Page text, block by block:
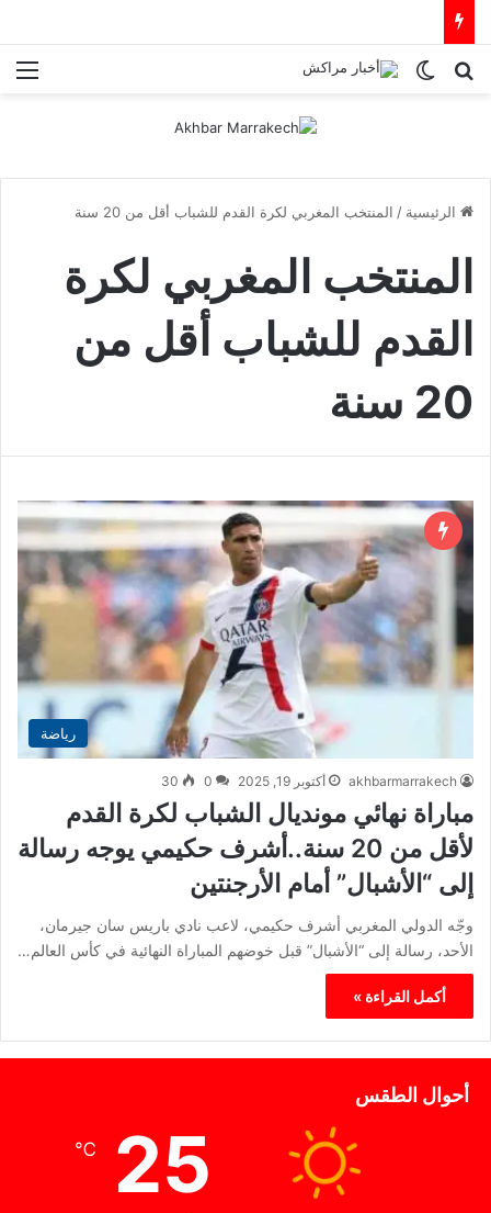
بحث عنالوضع المظلم
الرئيسية / المنتخب المغربي لكرة القدم للشباب أقل من 20 سنة
المنتخب المغربي لكرة
القدم للشباب أقل من
20 سنة
رياضة
akhbarmarrakech أكتوبر 19, 2025 0
30
مباراة نهائي مونديال الشباب لكرة القدم
لأقل من 20 سنة..أشرف حكيمي يوجه رسالة
إلى “الأشبال” أمام الأرجنتين
وجّه الدولي المغربي أشرف حكيمي، لاعب نادي باريس سان جيرمان،
الأحد، رسالة إلى “الأشبال” قبل خوضهم المباراة النهائية في كأس العالم…
أكمل القراءة »
أحوال الطقس
25
℃